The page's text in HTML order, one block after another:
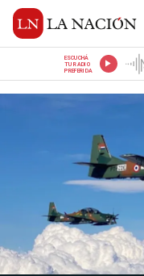
ESCUCHÁ
TU RADIO
PREFERIDA